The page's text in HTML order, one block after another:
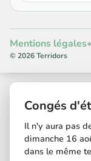
Mentions légales•
© 2026 Terridors
Congés
Il n'y aura pas
dimanche 16
dans le même